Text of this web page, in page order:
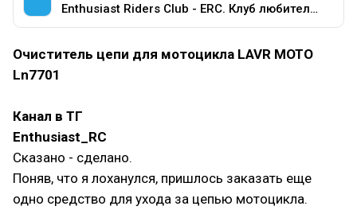
Enthusiast Riders Club - ERC. Клуб любителей мотоциклов разных марок.
Очиститель цепи для мотоцикла LAVR МОТО
Ln7701
Канал в ТГ
Enthusiast_RC
Сказано - сделано.
Поняв, что я лоханулся, пришлось заказать еще
одно средство для ухода за цепью мотоцикла.